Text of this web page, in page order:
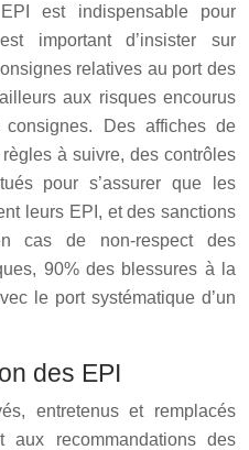
est indispensable pour
important d’insister sur
relatives au port des
aux risques encourus
Des affiches de
à suivre, des contrôles
pour s’assurer que les
leurs EPI, et des sanctions
cas de non-respect des
90% des blessures à la
le port systématique d’un
des EPI
entretenus et remplacés
aux recommandations des